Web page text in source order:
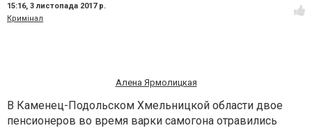
15:16, 3 листопада 2017 р.
Кримінал
Алена Ярмолицкая
В Каменец-Подольском Хмельницкой области двое
пенсионеров во время варки самогона отравились